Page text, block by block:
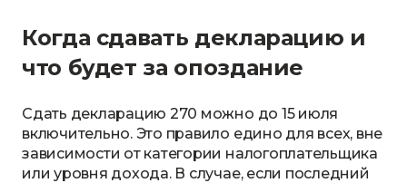
Когда сдавать декларацию и
что будет за опоздание
Сдать декларацию 270 можно до 15 июля
включительно. Это правило едино для всех, вне
зависимости от категории налогоплательщика
или уровня дохода. В случае, если последний